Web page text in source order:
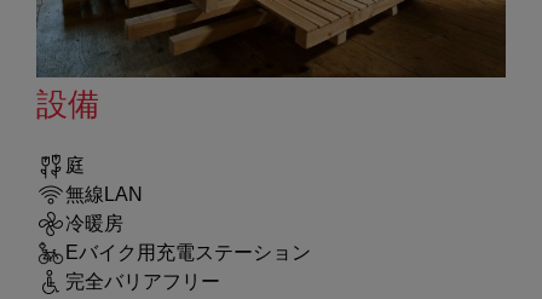
設備
庭
無線LAN
冷暖房
Eバイク用充電ステーション
完全バリアフリー